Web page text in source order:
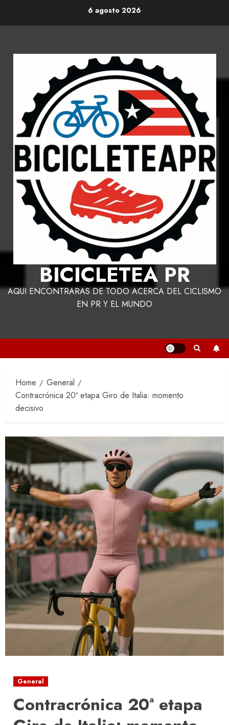
6 agosto 2026
BICICLETEA PR
AQUI ENCONTRARAS DE TODO ACERCA DEL CICLISMO
EN PR Y EL MUNDO
Home
General
Contracrónica 20ª etapa Giro de Italia: momento
decisivo
General
Contracrónica 20ª etapa